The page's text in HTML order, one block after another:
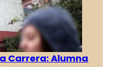
Carrera: Alumna